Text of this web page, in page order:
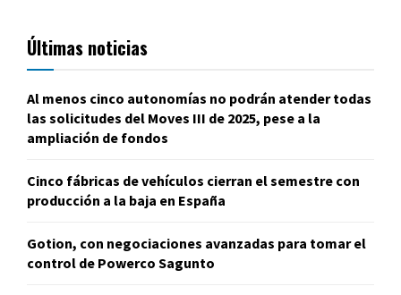
Últimas noticias
Al menos cinco autonomías no podrán atender todas
las solicitudes del Moves III de 2025, pese a la
ampliación de fondos
Cinco fábricas de vehículos cierran el semestre con
producción a la baja en España
Gotion, con negociaciones avanzadas para tomar el
control de Powerco Sagunto